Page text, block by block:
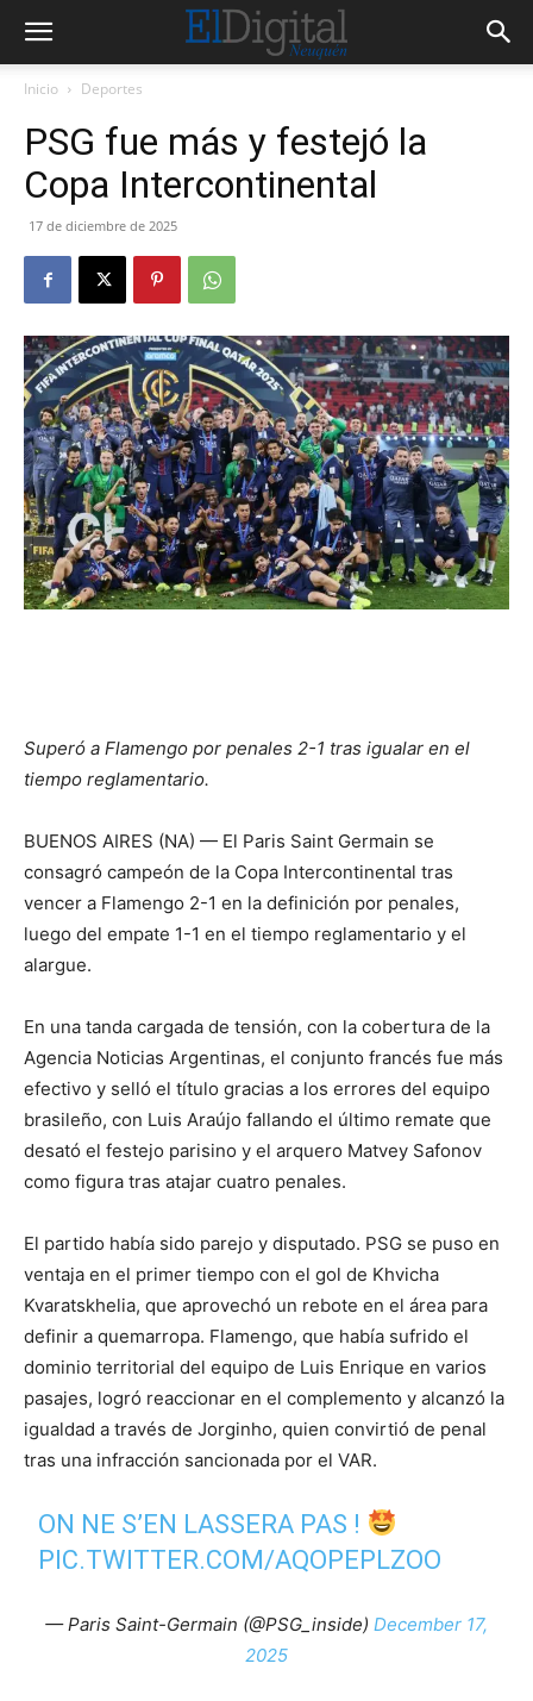
Inicio Deportes
PSG fue más y festejó la
Copa Intercontinental
17 de diciembre de 2025
Superó a Flamengo por penales 2-1 tras igualar en el
tiempo reglamentario.
BUENOS AIRES (NA) — El Paris Saint Germain se
consagró campeón de la Copa Intercontinental tras
vencer a Flamengo 2-1 en la definición por penales,
luego del empate 1-1 en el tiempo reglamentario y el
alargue.
En una tanda cargada de tensión, con la cobertura de la
Agencia Noticias Argentinas, el conjunto francés fue más
efectivo y selló el título gracias a los errores del equipo
brasileño, con Luis Araújo fallando el último remate que
desató el festejo parisino y el arquero Matvey Safonov
como figura tras atajar cuatro penales.
El partido había sido parejo y disputado. PSG se puso en
ventaja en el primer tiempo con el gol de Khvicha
Kvaratskhelia, que aprovechó un rebote en el área para
definir a quemarropa. Flamengo, que había sufrido el
dominio territorial del equipo de Luis Enrique en varios
pasajes, logró reaccionar en el complemento y alcanzó la
igualdad a través de Jorginho, quien convirtió de penal
tras una infracción sancionada por el VAR.
ON NE S’EN LASSERA PAS !
PIC.TWITTER.COM/AQOPEPLZOO
— Paris Saint-Germain (@PSG_inside) December 17,
2025